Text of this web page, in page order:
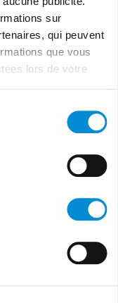
sur
qui peuvent
que vous
lors de votre